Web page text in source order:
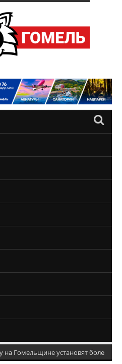
на Гомельщине установят более